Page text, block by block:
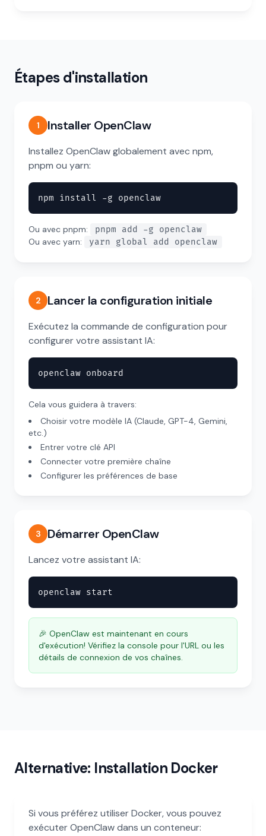
Étapes d'installation
1 Installer OpenClaw
Installez OpenClaw globalement avec npm,
pnpm ou yarn:
npm install -g openclaw
Ou avec pnpm: pnpm add -g openclaw
Ou avec yarn: yarn global add openclaw
2 Lancer la configuration initiale
Exécutez la commande de configuration pour
configurer votre assistant IA:
openclaw onboard
Cela vous guidera à travers:
Choisir votre modèle IA (Claude, GPT-4, Gemini,
etc.)
Entrer votre clé API
Connecter votre première chaîne
Configurer les préférences de base
3 Démarrer OpenClaw
Lancez votre assistant IA:
openclaw start
🎉 OpenClaw est maintenant en cours
d'exécution! Vérifiez la console pour l'URL ou les
détails de connexion de vos chaînes.
Alternative: Installation Docker
Si vous préférez utiliser Docker, vous pouvez
exécuter OpenClaw dans un conteneur: